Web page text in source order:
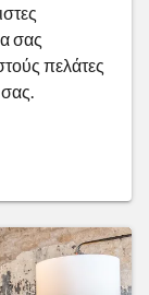
σας
πελάτες